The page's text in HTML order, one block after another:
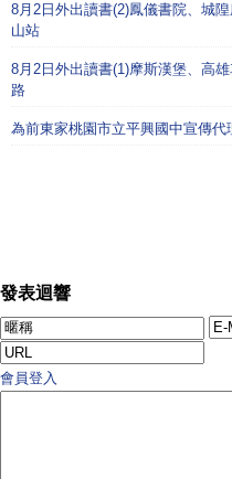
8月2日外出讀書(2)鳳儀書院、城
山站
8月2日外出讀書(1)摩斯漢堡、高
路
為前東家桃園市立平興國中宣傳代
發表迴響
會員登入